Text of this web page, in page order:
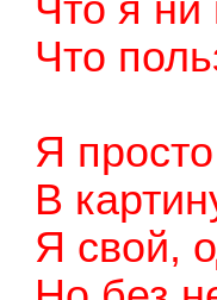
Что
Я
В
Я свой,